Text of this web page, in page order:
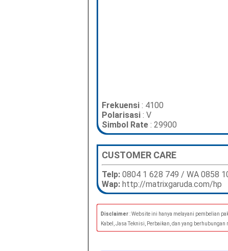
Frekuensi : 4100
Polarisasi : V
Simbol Rate: 29900
CUSTOMER CARE
Telp: 0804 1 628 749 / WA 0858
Wap: http://matrixgaruda.com/hp
Disclaimer: Website ini hanya melayani pembelian
Kabel, Jasa Teknisi, Perbaikan, dan yang berhubungan